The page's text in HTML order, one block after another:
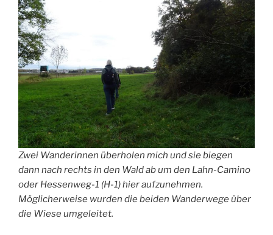
Zwei Wanderinnen überholen mich und sie biegen
dann nach rechts in den Wald ab um den Lahn-Camino
oder Hessenweg-1 (H-1) hier aufzunehmen.
Möglicherweise wurden die beiden Wanderwege über
die Wiese umgeleitet.